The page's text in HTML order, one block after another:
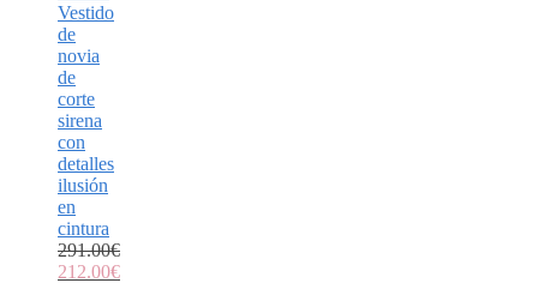
Vestido
de
novia
de
corte
sirena
con
detalles
ilusión
en
cintura
291.00€
212.00€